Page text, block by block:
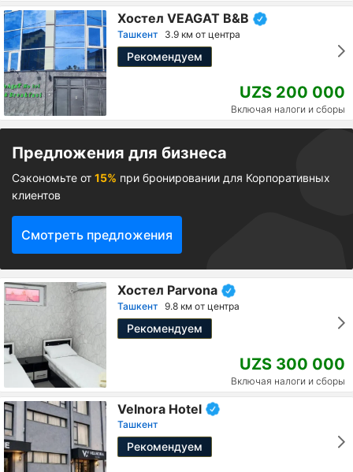
Хостел VEAGAT B&B
Ташкент 3.9 км от центра
Рекомендуем
UZS 200 000
Включая налоги и сборы
Предложения для бизнеса
Сэкономьте от 15% при бронировании для Корпоративных
клиентов
Смотреть предложения
Хостел Parvona
Ташкент 9.8 км от центра
Рекомендуем
UZS 300 000
Включая налоги и сборы
Velnora Hotel
Ташкент
Рекомендуем